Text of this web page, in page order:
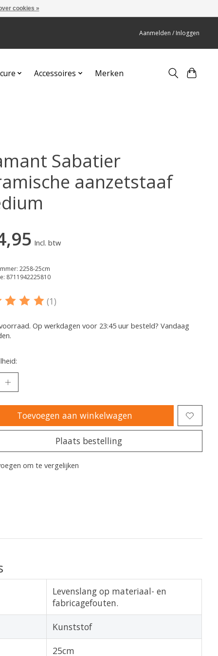
Aanmelden / Inloggen
Accessoires Merken
Sabatier
aanzetstaaf
Incl. btw
2258-25cm
8711942225810
van dit product is
(1)
Op werkdagen voor 23:45 uur besteld? Vandaag
Toevoegen aan winkelwagen
Plaats bestelling
om te vergelijken
Levenslang op materiaal- en
fabricagefouten.
Kunststof
25cm
cookies »